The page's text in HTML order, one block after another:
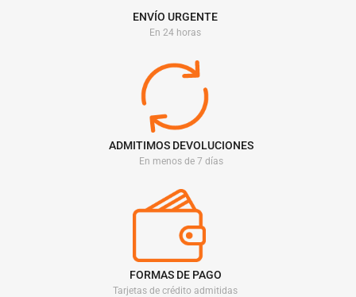
ENVÍO URGENTE
En 24 horas
ADMITIMOS DEVOLUCIONES
En menos de 7 días
FORMAS DE PAGO
Tarjetas de crédito admitidas